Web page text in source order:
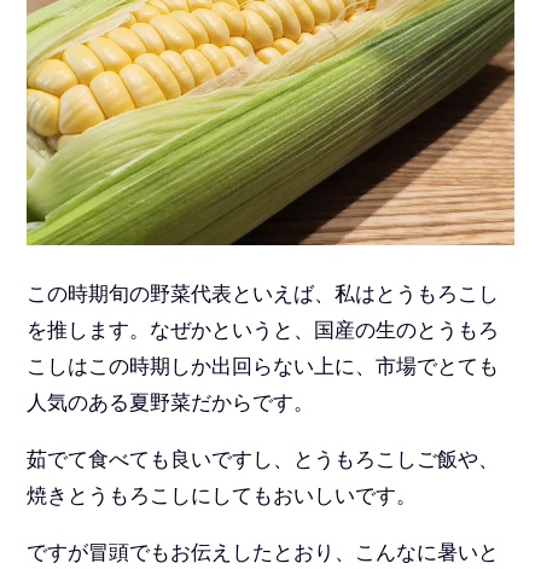
この時期旬の野菜代表といえば、私はとうもろこし
を推します。なぜかというと、国産の生のとうもろ
こしはこの時期しか出回らない上に、市場でとても
人気のある夏野菜だからです。
茹でて食べても良いですし、とうもろこしご飯や、
焼きとうもろこしにしてもおいしいです。
ですが冒頭でもお伝えしたとおり、こんなに暑いと